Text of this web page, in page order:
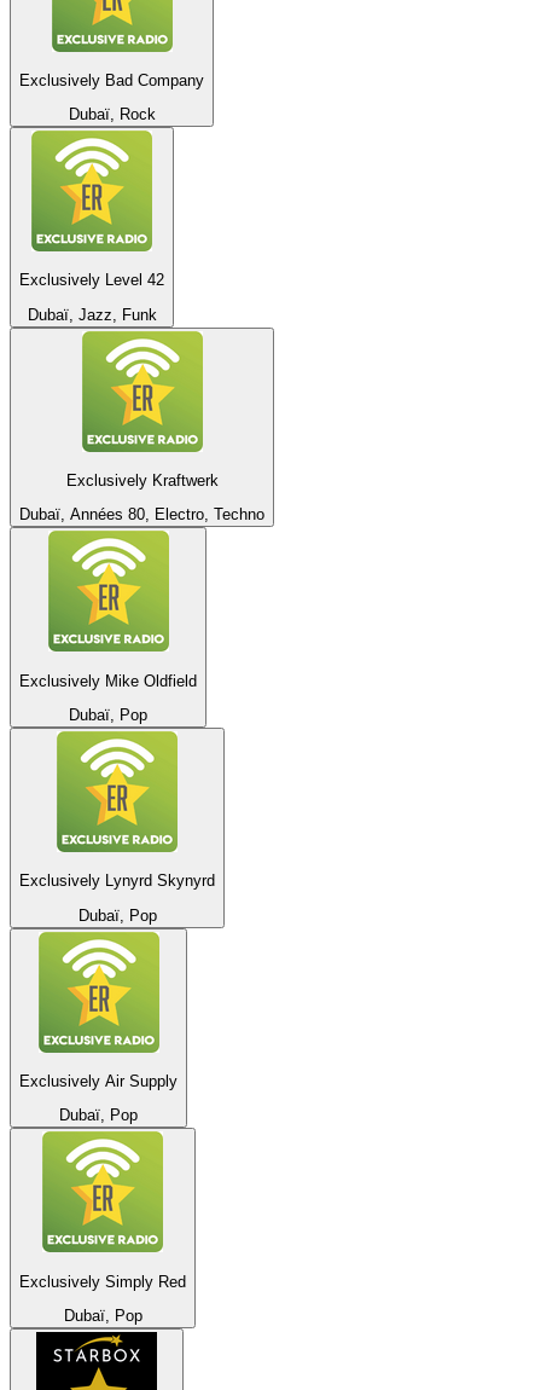
Exclusively Bad Company
Dubaï, Rock
Exclusively Level 42
Dubaï, Jazz, Funk
Exclusively Kraftwerk
Dubaï, Années 80, Electro, Techno
Exclusively Mike Oldfield
Dubaï, Pop
Exclusively Lynyrd Skynyrd
Dubaï, Pop
Exclusively Air Supply
Dubaï, Pop
Exclusively Simply Red
Dubaï, Pop